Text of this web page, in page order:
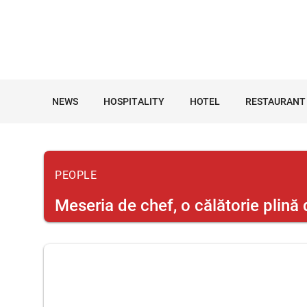
NEWS HOSPITALITY HOTEL RESTAURANT
PEOPLE
Meseria de chef, o călătorie plină